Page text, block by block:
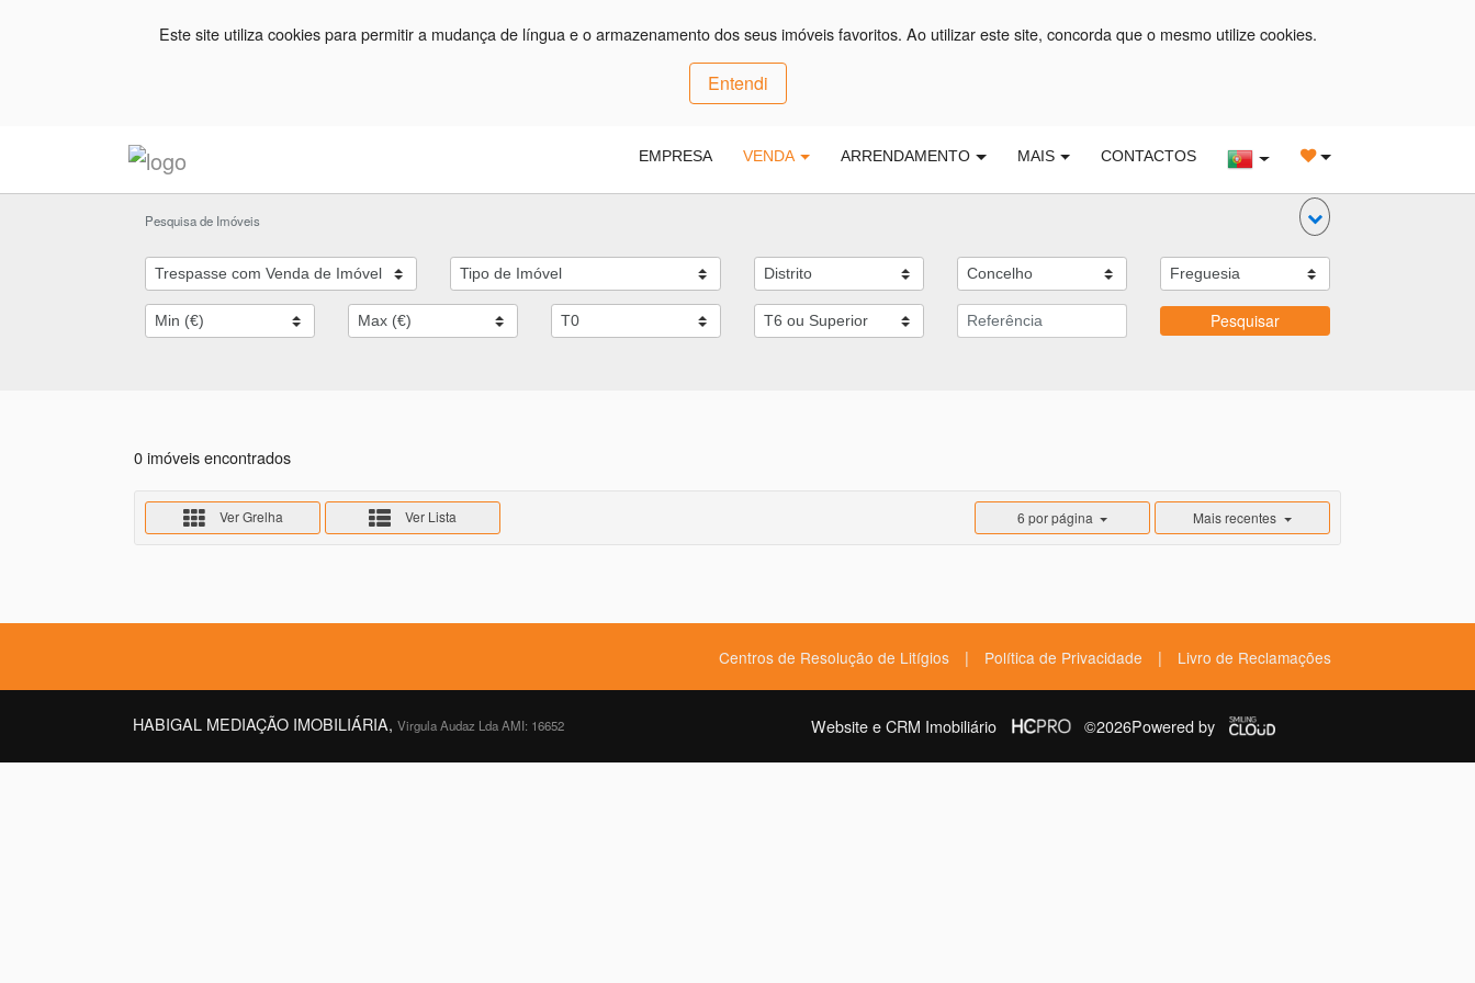
Este site utiliza cookies para permitir a mudança de língua e o armazenamento dos seus imóveis favoritos. Ao utilizar este site, concorda que o mesmo utilize cookies.
Entendi
EMPRESA VENDA ARRENDAMENTO MAIS CONTACTOS
Pesquisa de Imóveis
Pesquisar
0 imóveis encontrados
Ver Grelha Ver Lista 6 por página Mais recentes
Centros de Resolução de Litígios | Política de Privacidade | Livro de Reclamações
HABIGAL MEDIAÇÃO IMOBILIÁRIA, Virgula Audaz Lda AMI: 16652 Website e CRM Imobiliário ©2026Powered by